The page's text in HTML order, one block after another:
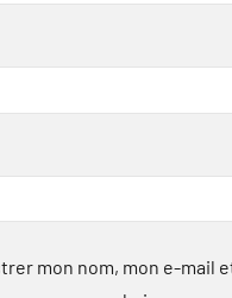
mon nom, mon e-mail